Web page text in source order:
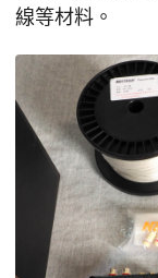
線等材料。